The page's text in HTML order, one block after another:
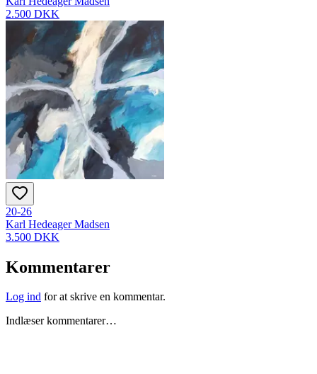
2.500 DKK
20-26
Karl Hedeager Madsen
3.500 DKK
Kommentarer
Log ind for at skrive en kommentar.
Indlæser kommentarer…